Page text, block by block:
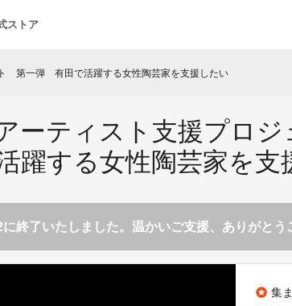
ストア
第一弾 有田で活躍する女性陶芸家を支援したい
ーティスト支援プロ
する女性陶芸家を支
終了いたしました。温かいご支援、ありがとう
stars 集